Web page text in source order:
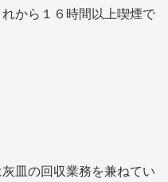
から１６時間以上喫煙で
皿の回収業務を兼ねてい